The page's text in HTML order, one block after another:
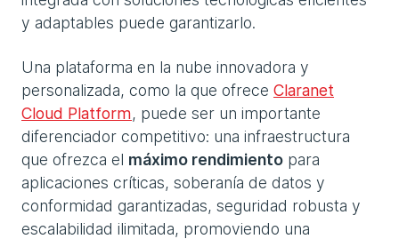
y adaptables puede garantizarlo.
Una plataforma en la nube innovadora y
personalizada, como la que ofrece Claranet
Cloud Platform, puede ser un importante
diferenciador competitivo: una infraestructura
que ofrezca el máximo rendimiento para
aplicaciones críticas, soberanía de datos y
conformidad garantizadas, seguridad robusta y
escalabilidad ilimitada, promoviendo una